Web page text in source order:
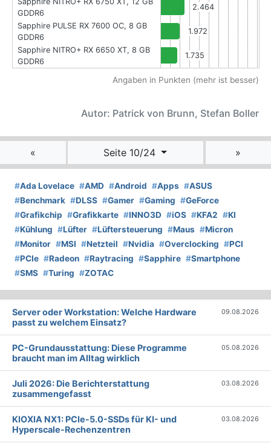
GDDR6
2.464
Sapphire PULSE RX 7600 OC, 8 GB
GDDR6
1.972
Sapphire NITRO+ RX 6650 XT, 8 GB
GDDR6
1.735
Angaben in Punkten (mehr ist besser)
Autor: Patrick von Brunn, Stefan Boller
« Seite 10/24 »
#Ada Lovelace #AMD #Android #Apps #ASUS
#Benchmark #DLSS #Gamer #Gaming #GeForce
#Grafikchip #Grafikkarte #INNO3D #iOS #KFA2 #KI
#Kühlung #Lüfter #Lüftersteuerung #Maus #Micron
#Monitor #MSI #Netzteil #Nvidia #Overclocking #PCI
#PCIe #Radeon #Raytracing #Sapphire #Smartphone
#SMS #Turing #ZOTAC
Server oder Workstation: Welche Hardware
passt zu welchem Einsatz?
09.08.2026
PC-Grundausstattung: Diese Programme
braucht man im Alltag wirklich
05.08.2026
Juli 2026: Die Bericht­erstattung
zusammengefasst
03.08.2026
KIOXIA NX1: PCIe-5.0-SSDs für KI- und
Hyperscale-Rechenzentren
03.08.2026